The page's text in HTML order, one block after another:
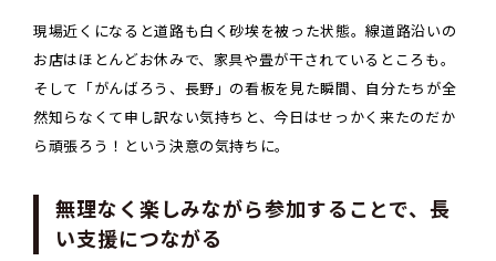
現場近くになると道路も白く砂埃を被った状態。線道路沿いの
お店はほとんどお休みで、家具や畳が干されているところも。
そして「がんばろう、長野」の看板を見た瞬間、自分たちが全
然知らなくて申し訳ない気持ちと、今日はせっかく来たのだか
ら頑張ろう！という決意の気持ちに。
無理なく楽しみながら参加することで、長
い支援につながる